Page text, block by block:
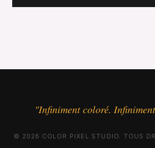
"Infiniment coloré.
© 2026 COLOR PIXEL STUDIO. TOUS